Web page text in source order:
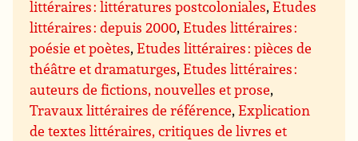
littéraires : littératures postcoloniales,Etudes
littéraires : depuis 2000,Etudes littéraires :
poésie et poètes,Etudes littéraires : pièces de
théâtre et dramaturges,Etudes littéraires :
auteurs de fictions, nouvelles et prose,
Travaux littéraires de référence,Explication
de textes littéraires, critiques de livres et